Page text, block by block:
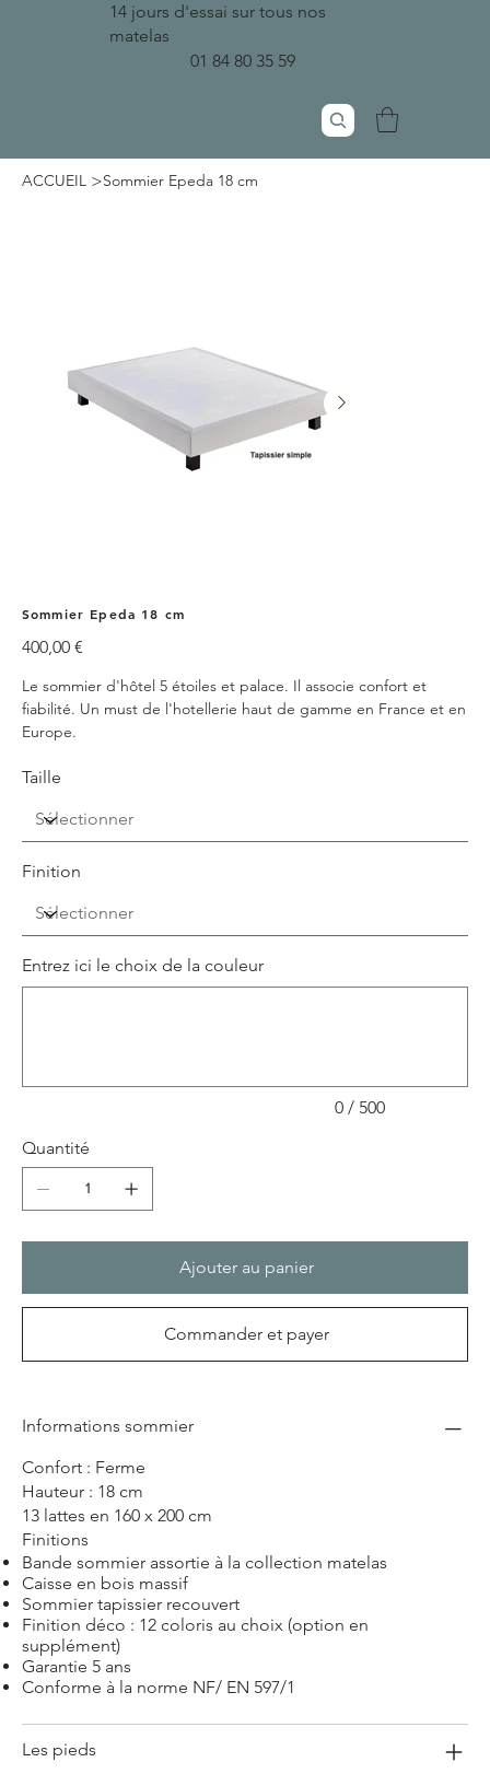
14 jours d'essai sur tous nos
matelas
01 84 80 35 59
ACCUEIL >Sommier Epeda 18 cm
Sommier Epeda 18 cm
Prix
400,00 €
Le sommier d'hôtel 5 étoiles et palace. Il associe confort et
fiabilité. Un must de l'hotellerie haut de gamme en France et en
Europe.
Taille
Finition
Entrez ici le choix de la couleur
0 / 500
Quantité
Ajouter au panier
Commander et payer
Informations sommier
Confort : Ferme
Hauteur : 18 cm
13 lattes en 160 x 200 cm
Finitions
Bande sommier assortie à la collection matelas
Caisse en bois massif
Sommier tapissier recouvert
Finition déco : 12 coloris au choix (option en
supplément)
Garantie 5 ans
Conforme à la norme NF/ EN 597/1
Les pieds